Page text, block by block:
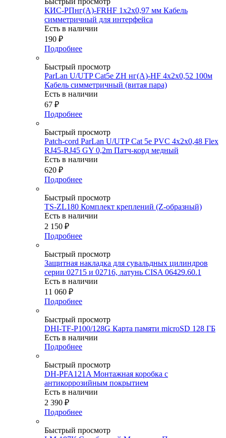
КИС-РПнг(А)-FRHF 1х2х0,97 мм Кабель
симметричный для интерфейса
Есть в наличии
190 ₽
Подробнее
Быстрый просмотр
ParLan U/UTP Cat5e ZH нг(А)-HF 4х2х0,52 100м
Кабель симметричный (витая пара)
Есть в наличии
67 ₽
Подробнее
Быстрый просмотр
Patch-cord ParLan U/UTP Cat 5e PVC 4х2х0,48 Flex
RJ45-RJ45 GY 0,2m Патч-корд медный
Есть в наличии
620 ₽
Подробнее
Быстрый просмотр
TS-ZL180 Комплект креплений (Z-образный)
Есть в наличии
2 150 ₽
Подробнее
Быстрый просмотр
Защитная накладка для сувальдных цилиндров
серии 02715 и 02716, латунь CISA 06429.60.1
Есть в наличии
11 060 ₽
Подробнее
Быстрый просмотр
DHI-TF-P100/128G Карта памяти microSD 128 ГБ
Есть в наличии
Подробнее
Быстрый просмотр
DH-PFA121A Монтажная коробка с
антикоррозийным покрытием
Есть в наличии
2 390 ₽
Подробнее
Быстрый просмотр